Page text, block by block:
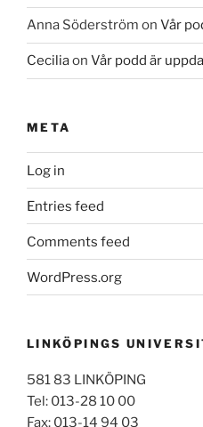
Anna Söderström on Vår
Ceciliaon Vår podd är
META
Log in
Entries feed
Comments feed
WordPress.org
LINKÖPINGS
581 83 LINKÖPING
Tel: 013-28 10 00
Fax: 013-14 94 03